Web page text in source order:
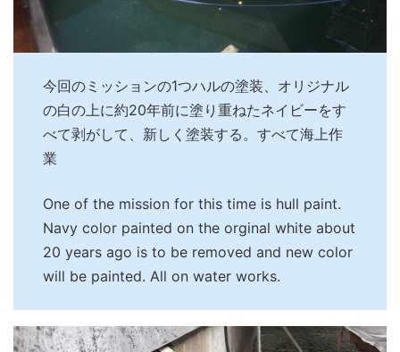
今回のミッションの1つハルの塗装、オリジナル
の白の上に約20年前に塗り重ねたネイビーをす
べて剥がして、新しく塗装する。すべて海上作
業
One of the mission for this time is hull paint.
Navy color painted on the orginal white about
20 years ago is to be removed and new color
will be painted. All on water works.